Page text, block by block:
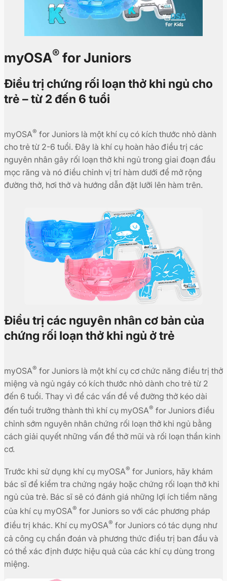
myOSA® for Juniors
Điều trị chứng rối loạn thở khi ngủ cho
trẻ – từ 2 đến 6 tuổi
myOSA® for Juniors là một khí cụ có kích thước nhỏ dành
cho trẻ từ 2-6 tuổi. Đây là khí cụ hoàn hảo điều trị các
nguyên nhân gây rối loạn thở khi ngủ trong giai đoạn đầu
mọc răng và nó điều chỉnh vị trí hàm dưới để mở rộng
đường thở, hơi thở và hướng dẫn đặt lưỡi lên hàm trên.
Điều trị các nguyên nhân cơ bản của
chứng rối loạn thở khi ngủ ở trẻ
myOSA® for Juniors là một khí cụ cơ chức năng điều trị thở
miệng và ngủ ngáy có kích thước nhỏ dành cho trẻ từ 2
đến 6 tuổi. Thay vì để các vấn đề về đường thở kéo dài
đến tuổi trưởng thành thì khí cụ myOSA® for Juniors điều
chỉnh sớm nguyên nhân chứng rối loạn thở khi ngủ bằng
cách giải quyết những vấn đề thở mũi và rối loạn thần kinh
cơ.
Trước khi sử dụng khí cụ myOSA® for Juniors, hãy khám
bác sĩ để kiểm tra chứng ngáy hoặc chứng rối loạn thở khi
ngủ của trẻ. Bác sĩ sẽ có đánh giá những lợi ích tiềm năng
của khí cụ myOSA® for Juniors so với các phương pháp
điều trị khác. Khí cụ myOSA® for Juniors có tác dụng như
cả công cụ chẩn đoán và phương thức điều trị ban đầu và
có thể xác định được hiệu quả của các khí cụ dùng trong
miệng.